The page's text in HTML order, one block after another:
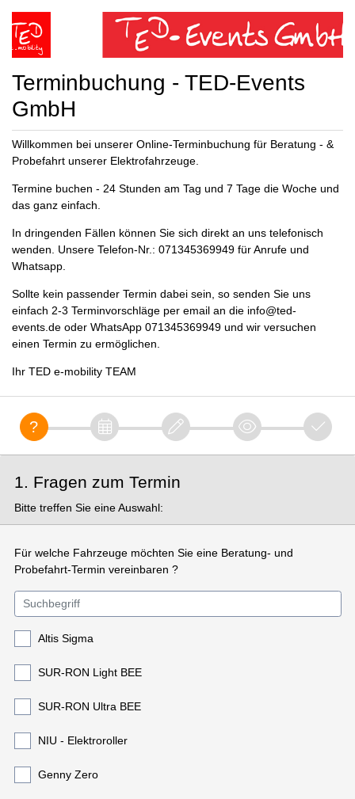
Terminbuchung - TED-Events
GmbH
Willkommen bei unserer Online-Terminbuchung für Beratung - &
Probefahrt unserer Elektrofahrzeuge.
Termine buchen - 24 Stunden am Tag und 7 Tage die Woche und
das ganz einfach.
In dringenden Fällen können Sie sich direkt an uns telefonisch
wenden. Unsere Telefon-Nr.: 071345369949 für Anrufe und
Whatsapp.
Sollte kein passender Termin dabei sein, so senden Sie uns
einfach 2-3 Terminvorschläge per email an die info@ted-
events.de oder WhatsApp 071345369949 und wir versuchen
einen Termin zu ermöglichen.
Ihr TED e-mobility TEAM
1. Fragen zum Termin
Bitte treffen Sie eine Auswahl:
Für welche Fahrzeuge möchten Sie eine Beratung- und
Probefahrt-Termin vereinbaren ?
Altis Sigma
SUR-RON Light BEE
SUR-RON Ultra BEE
NIU - Elektroroller
Genny Zero